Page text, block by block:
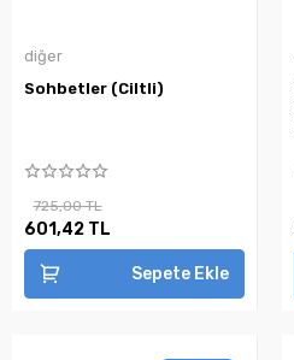
diğer
Sohbetler (Ciltli)
725,00 TL
601,42 TL
Sepete Ekle